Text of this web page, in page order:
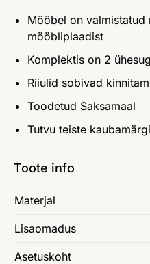
Mööbel on valmistatud
mööbliplaadist
Komplektis on 2
Riiulid sobivad
Toodetud Saksamaal
Tutvu teiste kaubamärgi
Toote info
Materjal
Lisaomadus
Asetuskoht